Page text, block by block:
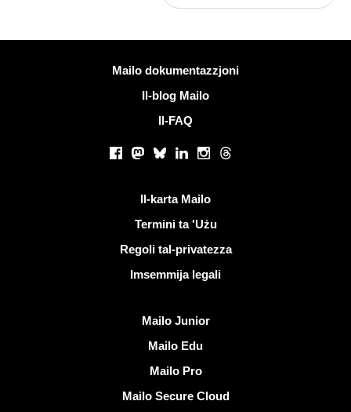
Mailo dokumentazzjoni
Il-blog Mailo
Il-FAQ
Facebook
Mastodon
BlueskyLinkedInInstagram
Threads
Il-karta Mailo
Termini ta 'Użu
Regoli tal-privatezza
Imsemmija legali
Mailo Junior
Mailo Edu
Mailo Pro
Mailo Secure Cloud